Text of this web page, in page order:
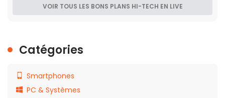
VOIR TOUS LES BONS PLANS HI-TECH EN LIVE
Catégories
Smartphones
PC & Systèmes